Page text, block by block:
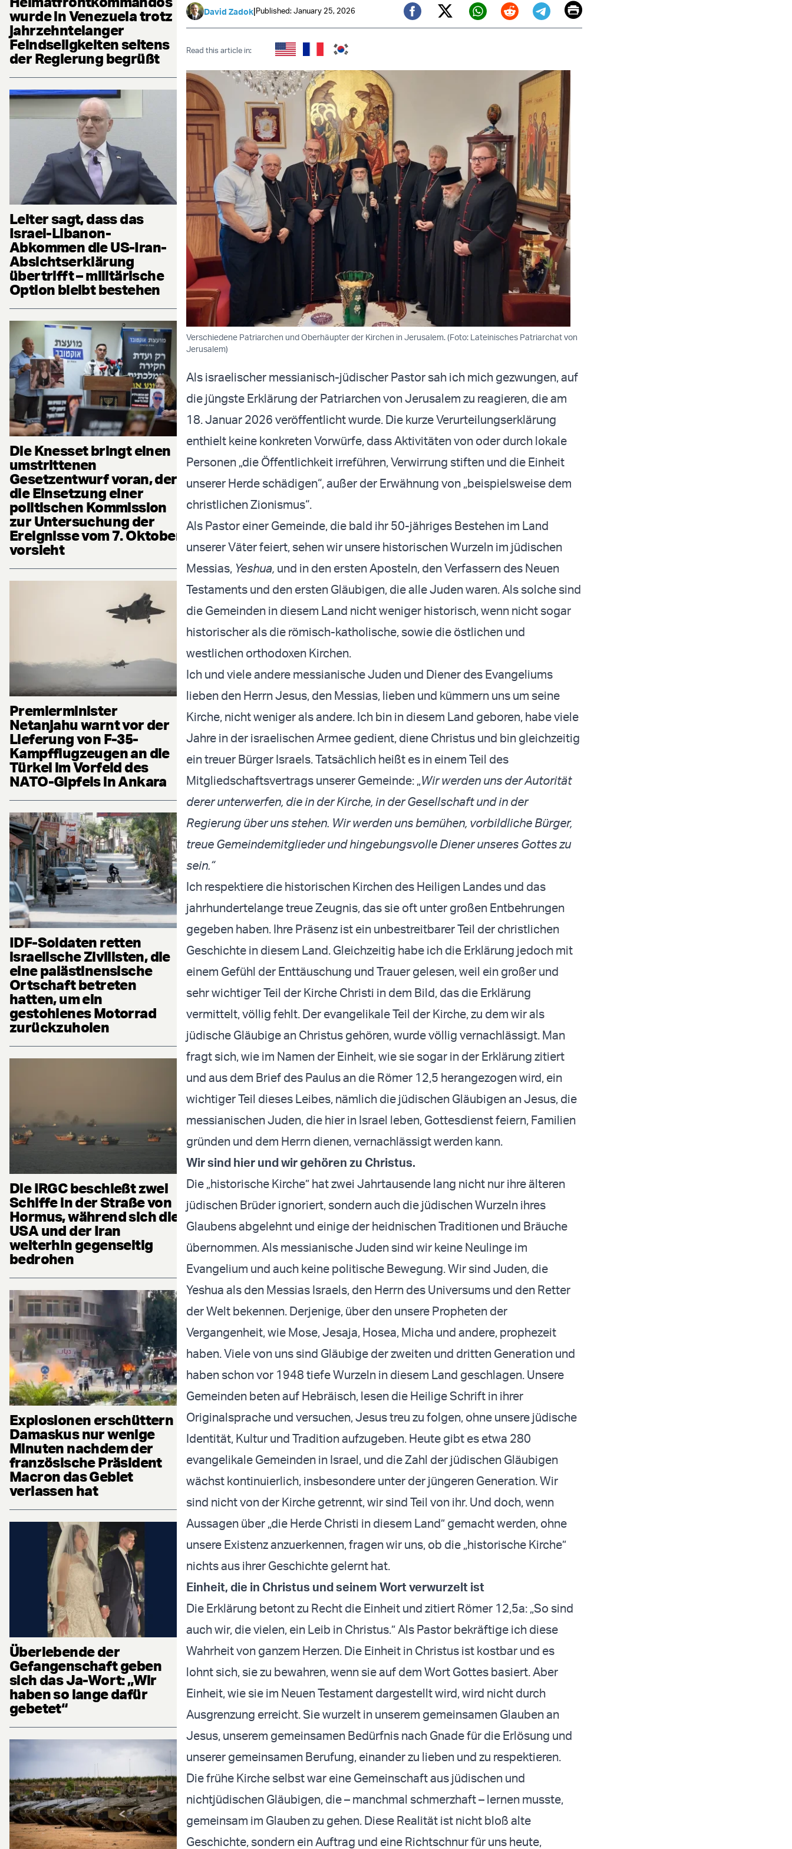
wurde in Venezuela trotz
jahrzehntelanger
Feindseligkeiten seitens
der Regierung begrüßt
Leiter sagt, dass das
Israel-Libanon-
Abkommen die US-Iran-
Absichtserklärung
übertrifft – militärische
Option bleibt bestehen
Die Knesset bringt einen
umstrittenen
Gesetzentwurf voran, der
die Einsetzung einer
politischen Kommission
zur Untersuchung der
Ereignisse vom 7. Oktober
vorsieht
Premierminister
Netanjahu warnt vor der
Lieferung von F-35-
Kampfflugzeugen an die
Türkei im Vorfeld des
NATO-Gipfels in Ankara
IDF-Soldaten retten
israelische Zivilisten, die
eine palästinensische
Ortschaft betreten
hatten, um ein
gestohlenes Motorrad
zurückzuholen
Die IRGC beschießt zwei
Schiffe in der Straße von
Hormus, während sich die
USA und der Iran
weiterhin gegenseitig
bedrohen
Explosionen erschüttern
Damaskus nur wenige
Minuten nachdem der
französische Präsident
Macron das Gebiet
verlassen hat
Überlebende der
Gefangenschaft geben
sich das Ja-Wort: „Wir
haben so lange dafür
gebetet“
David Zadok|Published: January 25, 2026
Facebook
Twitter (X)
Whatsapp
RedditTelegram
EmailPrint
Read this article in:
Verschiedene Patriarchen und Oberhäupter der Kirchen in Jerusalem. (Foto: Lateinisches Patriarchat von
Jerusalem)
Als israelischer messianisch-jüdischer Pastor sah ich mich gezwungen, auf
die jüngste Erklärung der Patriarchen von Jerusalem zu reagieren, die am
18. Januar 2026 veröffentlicht wurde. Die kurze Verurteilungserklärung
enthielt keine konkreten Vorwürfe, dass Aktivitäten von oder durch lokale
Personen „die Öffentlichkeit irreführen, Verwirrung stiften und die Einheit
unserer Herde schädigen“, außer der Erwähnung von „beispielsweise dem
christlichen Zionismus“.
Als Pastor einer Gemeinde, die bald ihr 50-jähriges Bestehen im Land
unserer Väter feiert, sehen wir unsere historischen Wurzeln im jüdischen
Messias, Yeshua, und in den ersten Aposteln, den Verfassern des Neuen
Testaments und den ersten Gläubigen, die alle Juden waren. Als solche sind
die Gemeinden in diesem Land nicht weniger historisch, wenn nicht sogar
historischer als die römisch-katholische, sowie die östlichen und
westlichen orthodoxen Kirchen.
Ich und viele andere messianische Juden und Diener des Evangeliums
lieben den Herrn Jesus, den Messias, lieben und kümmern uns um seine
Kirche, nicht weniger als andere. Ich bin in diesem Land geboren, habe viele
Jahre in der israelischen Armee gedient, diene Christus und bin gleichzeitig
ein treuer Bürger Israels. Tatsächlich heißt es in einem Teil des
Mitgliedschaftsvertrags unserer Gemeinde: „Wir werden uns der Autorität
derer unterwerfen, die in der Kirche, in der Gesellschaft und in der
Regierung über uns stehen. Wir werden uns bemühen, vorbildliche Bürger,
treue Gemeindemitglieder und hingebungsvolle Diener unseres Gottes zu
sein.“
Ich respektiere die historischen Kirchen des Heiligen Landes und das
jahrhundertelange treue Zeugnis, das sie oft unter großen Entbehrungen
gegeben haben. Ihre Präsenz ist ein unbestreitbarer Teil der christlichen
Geschichte in diesem Land. Gleichzeitig habe ich die Erklärung jedoch mit
einem Gefühl der Enttäuschung und Trauer gelesen, weil ein großer und
sehr wichtiger Teil der Kirche Christi in dem Bild, das die Erklärung
vermittelt, völlig fehlt. Der evangelikale Teil der Kirche, zu dem wir als
jüdische Gläubige an Christus gehören, wurde völlig vernachlässigt. Man
fragt sich, wie im Namen der Einheit, wie sie sogar in der Erklärung zitiert
und aus dem Brief des Paulus an die Römer 12,5 herangezogen wird, ein
wichtiger Teil dieses Leibes, nämlich die jüdischen Gläubigen an Jesus, die
messianischen Juden, die hier in Israel leben, Gottesdienst feiern, Familien
gründen und dem Herrn dienen, vernachlässigt werden kann.
Wir sind hier und wir gehören zu Christus.
Die „historische Kirche” hat zwei Jahrtausende lang nicht nur ihre älteren
jüdischen Brüder ignoriert, sondern auch die jüdischen Wurzeln ihres
Glaubens abgelehnt und einige der heidnischen Traditionen und Bräuche
übernommen. Als messianische Juden sind wir keine Neulinge im
Evangelium und auch keine politische Bewegung. Wir sind Juden, die
Yeshua als den Messias Israels, den Herrn des Universums und den Retter
der Welt bekennen. Derjenige, über den unsere Propheten der
Vergangenheit, wie Mose, Jesaja, Hosea, Micha und andere, prophezeit
haben. Viele von uns sind Gläubige der zweiten und dritten Generation und
haben schon vor 1948 tiefe Wurzeln in diesem Land geschlagen. Unsere
Gemeinden beten auf Hebräisch, lesen die Heilige Schrift in ihrer
Originalsprache und versuchen, Jesus treu zu folgen, ohne unsere jüdische
Identität, Kultur und Tradition aufzugeben. Heute gibt es etwa 280
evangelikale Gemeinden in Israel, und die Zahl der jüdischen Gläubigen
wächst kontinuierlich, insbesondere unter der jüngeren Generation. Wir
sind nicht von der Kirche getrennt, wir sind Teil von ihr. Und doch, wenn
Aussagen über „die Herde Christi in diesem Land” gemacht werden, ohne
unsere Existenz anzuerkennen, fragen wir uns, ob die „historische Kirche”
nichts aus ihrer Geschichte gelernt hat.
Einheit, die in Christus und seinem Wort verwurzelt ist
Die Erklärung betont zu Recht die Einheit und zitiert Römer 12,5a: „So sind
auch wir, die vielen, ein Leib in Christus.” Als Pastor bekräftige ich diese
Wahrheit von ganzem Herzen. Die Einheit in Christus ist kostbar und es
lohnt sich, sie zu bewahren, wenn sie auf dem Wort Gottes basiert. Aber
Einheit, wie sie im Neuen Testament dargestellt wird, wird nicht durch
Ausgrenzung erreicht. Sie wurzelt in unserem gemeinsamen Glauben an
Jesus, unserem gemeinsamen Bedürfnis nach Gnade für die Erlösung und
unserer gemeinsamen Berufung, einander zu lieben und zu respektieren.
Die frühe Kirche selbst war eine Gemeinschaft aus jüdischen und
nichtjüdischen Gläubigen, die – manchmal schmerzhaft – lernen musste,
gemeinsam im Glauben zu gehen. Diese Realität ist nicht bloß alte
Geschichte, sondern ein Auftrag und eine Richtschnur für uns heute,